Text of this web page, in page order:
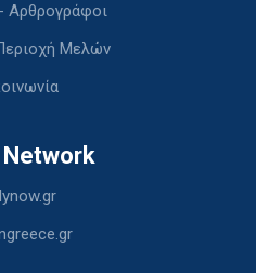
Αρθρογράφοι
Μελών